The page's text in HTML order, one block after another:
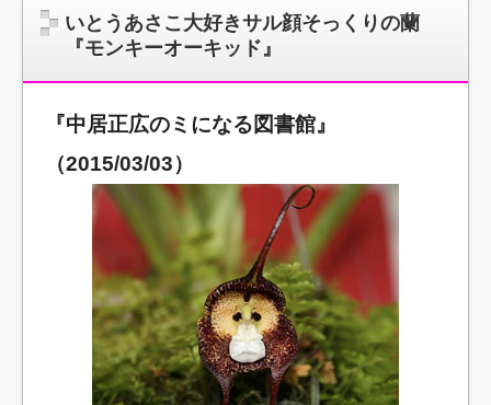
いとうあさこ大好きサル顔そっくりの蘭
『モンキーオーキッド』
『中居正広のミになる図書館』
（2015/03/03）